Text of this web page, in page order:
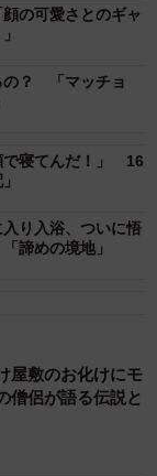
で筋トレ指導す
お話を聞きま
のでしょう
新しい袋を入
。可愛いなと
の可愛さとのギャ
の？ 「マッチョ
で寝てんだ！」 16
入り入浴、ついに悟
諦めの境地」
屋敷のお化けにモ
侶が語る伝説と